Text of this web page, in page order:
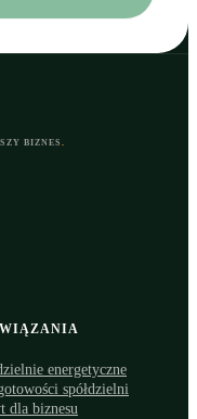
BIZNES .
energetyczne
spółdzielni
dla biznesu